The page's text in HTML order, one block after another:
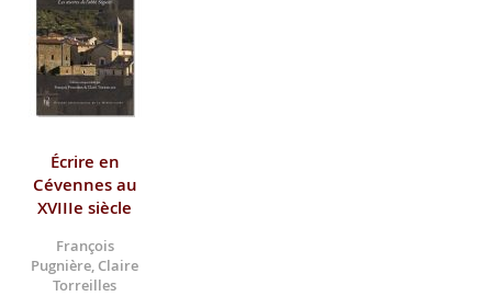
Écrire en
Cévennes au
XVIIIe siècle
François
Pugnière, Claire
Torreilles